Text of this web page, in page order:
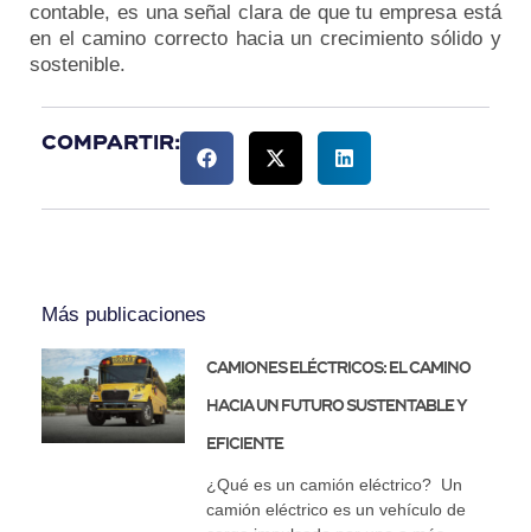
contable, es una señal clara de que tu empresa está
en el camino correcto hacia un crecimiento sólido y
sostenible.
Compartir:
Más publicaciones
Camiones eléctricos: el camino
hacia un futuro sustentable y
eficiente
¿Qué es un camión eléctrico? Un
camión eléctrico es un vehículo de